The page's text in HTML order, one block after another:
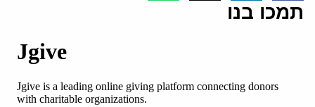
תמכו בנו